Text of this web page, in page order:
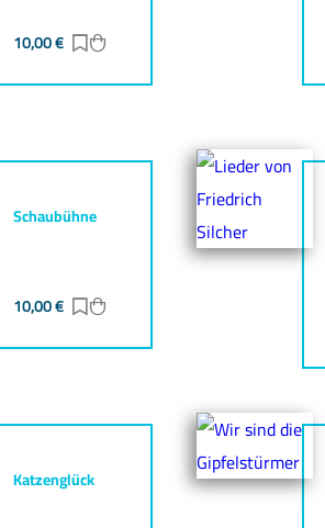
10,00€ Zur Merkliste hinzufügen
Schaubühne
10,00€ Zur Merkliste hinzufügen
Katzenglück